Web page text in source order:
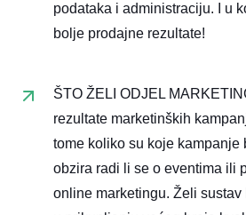
podataka i administraciju. I u
bolje prodajne rezultate!
ŠTO ŽELI ODJEL
rezultate marketinških
tome koliko su koje kampanje
obzira radi li se o eventima ili
online marketingu. Želi